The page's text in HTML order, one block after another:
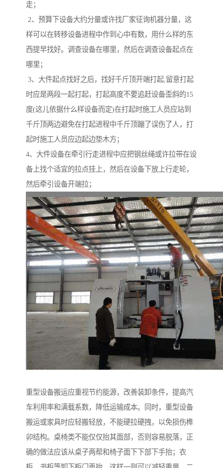
走；
2、预算下设备大约分量或许找厂家征询机器分量，这
样可以在转移设备进程中作到心中有数，用什么样的东
西提早找好。调查设备在哪里，然后在调查设备起点在
哪里；
3、大件起点找好之后，找好千斤顶开端打起,留意打起
时应是两段一起打起，打起高度不要追赶设备歪斜的15
度(这儿依据什么样设备而定)在打起时施工人员应站到
千斤顶两边避免在打起进程中千斤顶蹦了误伤了人，打
起时施工人员应边起边垫木方；
4、大件设备在牵引行走进程中应把钢丝绳或许拉带在设
备上找个适宜的拉点挂上，然后在设备下放上行走轮，
然后牵引设备开端拉；
重型设备搬运应重视节约能源，改善装卸条件，提高汽
车利用率和满载系数，降低运输成本。同时，重型设备
搬运或家具时应轻搬轻放，不能硬拉硬拽，以免损伤榫
卯结构。桌椅类不能仅仅抬其面部，否则容易脱落，正
确的做法应该从桌子两帮和椅子面下下部下手抬；衣